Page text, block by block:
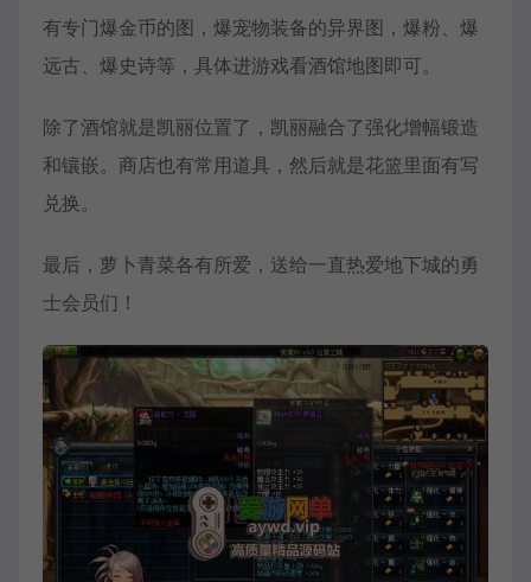
有专门爆金币的图，爆宠物装备的异界图，爆粉、爆
远古、爆史诗等，具体进游戏看酒馆地图即可。
除了酒馆就是凯丽位置了，凯丽融合了强化增幅锻造
和镶嵌。商店也有常用道具，然后就是花篮里面有写
兑换。
最后，萝卜青菜各有所爱，送给一直热爱地下城的勇
士会员们！